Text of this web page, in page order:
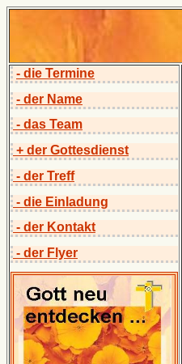
- die Termine
- der Name
- das Team
+ der Gottesdienst
- der Treff
- die Einladung
- der Kontakt
- der Flyer